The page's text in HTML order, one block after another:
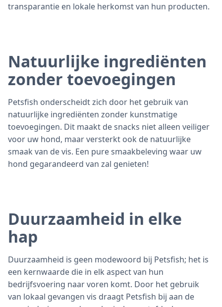
transparantie en lokale herkomst van hun producten.
Natuurlijke ingrediënten
zonder toevoegingen
Petsfish onderscheidt zich door het gebruik van
natuurlijke ingrediënten zonder kunstmatige
toevoegingen. Dit maakt de snacks niet alleen veiliger
voor uw hond, maar versterkt ook de natuurlijke
smaak van de vis. Een pure smaakbeleving waar uw
hond gegarandeerd van zal genieten!
Duurzaamheid in elke
hap
Duurzaamheid is geen modewoord bij Petsfish; het is
een kernwaarde die in elk aspect van hun
bedrijfsvoering naar voren komt. Door het gebruik
van lokaal gevangen vis draagt Petsfish bij aan de